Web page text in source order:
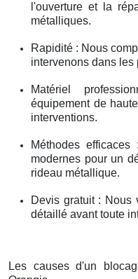
l'ouverture et la
métalliques.
Rapidité : Nous
intervenons dans les
Matériel
équipement de
interventions.
Méthodes
modernes pour un
rideau métallique.
Devis gratuit : Nous
détaillé avant toute
Les causes d'un